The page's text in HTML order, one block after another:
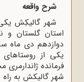
شرح واقعه
شهر گالیکِش
استان گلستان و
یکی از
فرمانده
شهر گالیکش به راه